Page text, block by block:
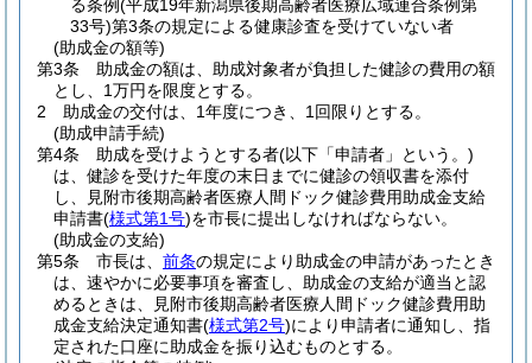
る条例(平成19年新潟県後期高齢者医療広域連合条例第
33号)第3条の規定による健康診査を受けていない者
(助成金の額等)
第3条
助成金の額は、助成対象者が負担した健診の費用の額
とし、1万円を限度とする。
2
助成金の交付は、1年度につき、1回限りとする。
(助成申請手続)
第4条
助成を受けようとする者(以下「申請者」という。)
は、健診を受けた年度の末日までに健診の領収書を添付
し、見附市後期高齢者医療人間ドック健診費用助成金支給
申請書(様式第1号)を市長に提出しなければならない。
(助成金の支給)
第5条
市長は、 前条の規定により助成金の申請があったとき
は、速やかに必要事項を審査し、助成金の支給が適当と認
めるときは、見附市後期高齢者医療人間ドック健診費用助
成金支給決定通知書(様式第2号)により申請者に通知し、指
定された口座に助成金を振り込むものとする。